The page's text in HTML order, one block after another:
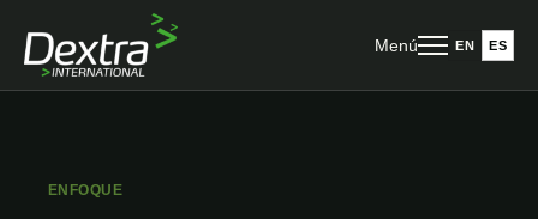
Menú EN ES
ENFOQUE